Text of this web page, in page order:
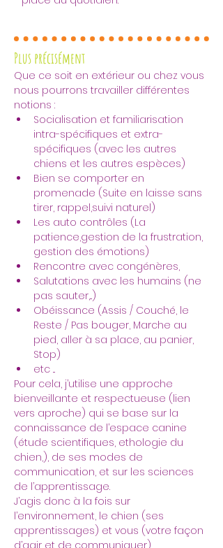
Plus précisément
Que ce soit en extérieur ou chez vous
nous pourrons travailler différentes
notions :
Socialisation et familiarisation
intra-spécifiques et extra-
spécifiques (avec les autres
chiens et les autres espèces)
Bien se comporter en
promenade (Suite en laisse sans
tirer, rappel,suivi naturel)
Les auto contrôles (La
patience,gestion de la frustration,
gestion des émotions)
Rencontre avec congénères,
Salutations avec les humains (ne
pas sauter,...)
Obéissance (Assis / Couché, le
Reste / Pas bouger, Marche au
pied, aller à sa place, au panier,
Stop)
etc ...
Pour cela, j’utilise une approche
bienveillante et respectueuse (lien
vers aproche) qui se base sur la
connaissance de l’espace canine
(étude scientifiques, ethologie du
chien,), de ses modes de
communication, et sur les sciences
de l’apprentissage.
J’agis donc à la fois sur
l’environnement, le chien (ses
apprentissages) et vous (votre façon
d’agir et de communiquer)